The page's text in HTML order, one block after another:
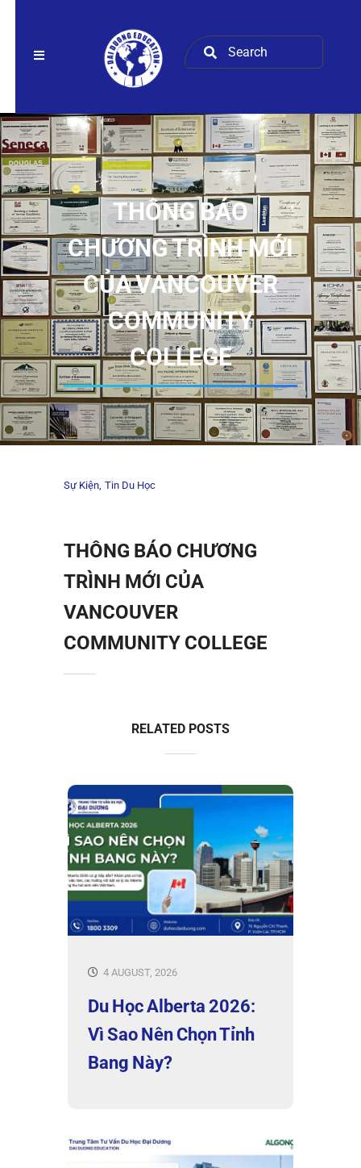
THÔNG BÁO
CHƯƠNG TRÌNH MỚI
CỦA VANCOUVER
COMMUNITY
COLLEGE
Sự Kiện Tin Du Học
THÔNG BÁO CHƯƠNG
TRÌNH MỚI CỦA
VANCOUVER
COMMUNITY COLLEGE
RELATED POSTS
4 AUGUST, 2026
Du Học Alberta 2026:
Vì Sao Nên Chọn Tỉnh
Bang Này?